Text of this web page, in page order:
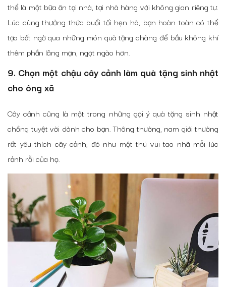
thể là một bữa ăn tại nhà, tại nhà hàng với không gian riêng tư.
Lúc cùng thưởng thức buổi tối hẹn hò, bạn hoàn toàn có thể
tạo bất ngờ qua những món quà tặng chàng để bầu không khí
thêm phần lãng mạn, ngọt ngào hơn.
9. Chọn một chậu cây cảnh làm quà tặng sinh nhật
cho ông xã
Cây cảnh cũng là một trong những gợi ý quà tặng sinh nhật
chồng tuyệt vời dành cho bạn. Thông thường, nam giới thường
rất yêu thích cây cảnh, đó như một thú vui tao nhã mỗi lúc
rảnh rỗi của họ.